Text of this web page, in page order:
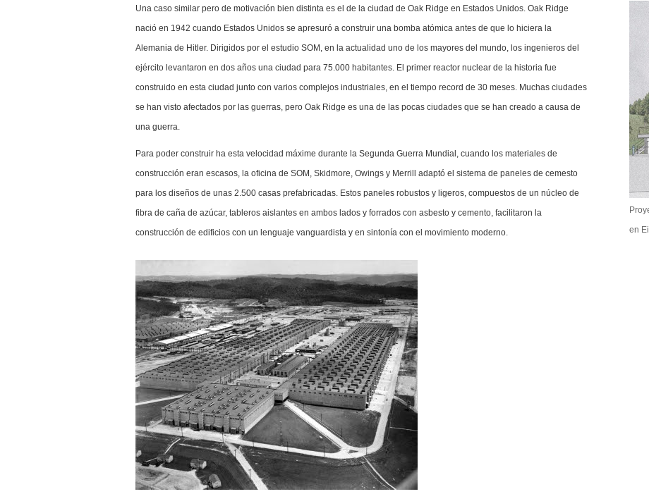
Una caso similar pero de motivación bien distinta es el de la ciudad de Oak Ridge en Estados Unidos. Oak Ridge
nació en 1942 cuando Estados Unidos se apresuró a construir una bomba atómica antes de que lo hiciera la
Alemania de Hitler. Dirigidos por el estudio SOM, en la actualidad uno de los mayores del mundo, los ingenieros del
ejército levantaron en dos años una ciudad para 75.000 habitantes. El primer reactor nuclear de la historia fue
construido en esta ciudad junto con varios complejos industriales, en el tiempo record de 30 meses. Muchas ciudades
se han visto afectados por las guerras, pero Oak Ridge es una de las pocas ciudades que se han creado a causa de
una guerra.
Para poder construir ha esta velocidad máxime durante la Segunda Guerra Mundial, cuando los materiales de
construcción eran escasos, la oficina de SOM, Skidmore, Owings y Merrill adaptó el sistema de paneles de cemesto
para los diseños de unas 2.500 casas prefabricadas. Estos paneles robustos y ligeros, compuestos de un núcleo de
fibra de caña de azúcar, tableros aislantes en ambos lados y forrados con asbesto y cemento, facilitaron la
construcción de edificios con un lenguaje vanguardista y en sintonía con el movimiento moderno.
en